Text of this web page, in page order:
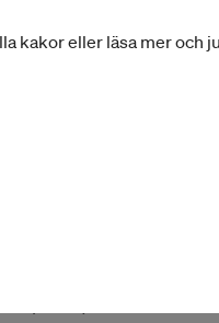
läns museum;
och Delfina
SVE) är curator
kakor eller läsa mer och